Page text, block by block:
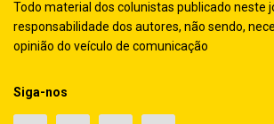
Todo material dos colunistas publicado neste
responsabilidade dos autores, não sendo,
opinião do veículo de comunicação
Siga-nos